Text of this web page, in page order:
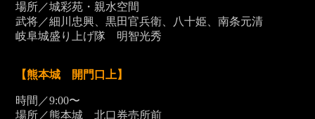
場所／城彩苑・親水空間
武将／細川忠興、黒田官兵衛、八十姫、南条元清
岐阜城盛り上げ隊 明智光秀
【熊本城 開門口上】
時間／9:00〜
場所／熊本城 北口券売所前